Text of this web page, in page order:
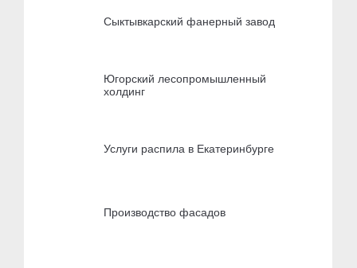
Сыктывкарский фанерный завод
Югорский лесопромышленный
холдинг
Услуги распила в Екатеринбурге
Производство фасадов